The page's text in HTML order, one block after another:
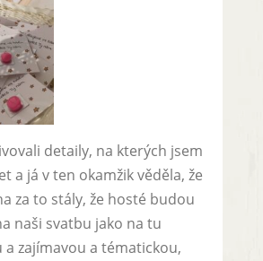
detaily, na kterých jsem
a já v ten okamžik věděla, že
za to stály, že hosté budou
naši svatbu jako na tu
zajímavou a tématickou,